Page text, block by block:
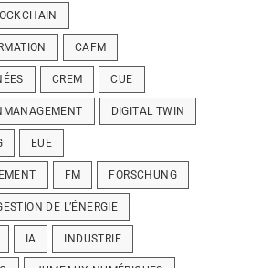
CAFM
CREM CUE
DIGITAL TWIN
EUE
FM FORSCHUNG
DE L’ÉNERGIE
IA INDUSTRIE